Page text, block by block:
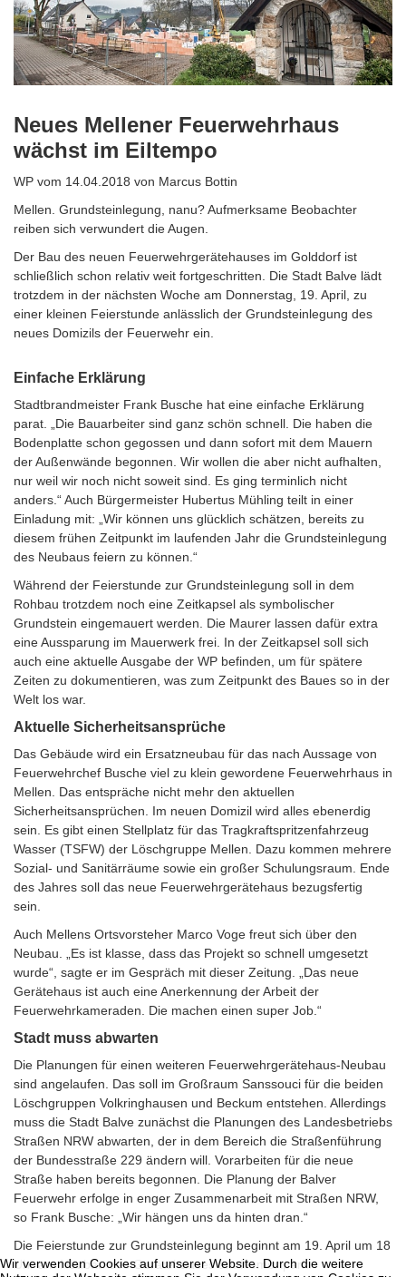
Neues Mellener Feuerwehrhaus
wächst im Eiltempo
WP vom 14.04.2018 von Marcus Bottin
Mellen. Grundsteinlegung, nanu? Aufmerksame Beobachter
reiben sich verwundert die Augen.
Der Bau des neuen Feuerwehrgerätehauses im Golddorf ist
schließlich schon relativ weit fortgeschritten. Die Stadt Balve lädt
trotzdem in der nächsten Woche am Donnerstag, 19. April, zu
einer kleinen Feierstunde anlässlich der Grundsteinlegung des
neues Domizils der Feuerwehr ein.
Einfache Erklärung
Stadtbrandmeister Frank Busche hat eine einfache Erklärung
parat. „Die Bauarbeiter sind ganz schön schnell. Die haben die
Bodenplatte schon gegossen und dann sofort mit dem Mauern
der Außenwände begonnen. Wir wollen die aber nicht aufhalten,
nur weil wir noch nicht soweit sind. Es ging terminlich nicht
anders.“ Auch Bürgermeister Hubertus Mühling teilt in einer
Einladung mit: „Wir können uns glücklich schätzen, bereits zu
diesem frühen Zeitpunkt im laufenden Jahr die Grundsteinlegung
des Neubaus feiern zu können.“
Während der Feierstunde zur Grundsteinlegung soll in dem
Rohbau trotzdem noch eine Zeitkapsel als symbolischer
Grundstein eingemauert werden. Die Maurer lassen dafür extra
eine Aussparung im Mauerwerk frei. In der Zeitkapsel soll sich
auch eine aktuelle Ausgabe der WP befinden, um für spätere
Zeiten zu dokumentieren, was zum Zeitpunkt des Baues so in der
Welt los war.
Aktuelle Sicherheitsansprüche
Das Gebäude wird ein Ersatzneubau für das nach Aussage von
Feuerwehrchef Busche viel zu klein gewordene Feuerwehrhaus in
Mellen. Das entspräche nicht mehr den aktuellen
Sicherheitsansprüchen. Im neuen Domizil wird alles ebenerdig
sein. Es gibt einen Stellplatz für das Tragkraftspritzenfahrzeug
Wasser (TSFW) der Löschgruppe Mellen. Dazu kommen mehrere
Sozial- und Sanitärräume sowie ein großer Schulungsraum. Ende
des Jahres soll das neue Feuerwehrgerätehaus bezugsfertig
sein.
Auch Mellens Ortsvorsteher Marco Voge freut sich über den
Neubau. „Es ist klasse, dass das Projekt so schnell umgesetzt
wurde“, sagte er im Gespräch mit dieser Zeitung. „Das neue
Gerätehaus ist auch eine Anerkennung der Arbeit der
Feuerwehrkameraden. Die machen einen super Job.“
Stadt muss abwarten
Die Planungen für einen weiteren Feuerwehrgerätehaus-Neubau
sind angelaufen. Das soll im Großraum Sanssouci für die beiden
Löschgruppen Volkringhausen und Beckum entstehen. Allerdings
muss die Stadt Balve zunächst die Planungen des Landesbetriebs
Straßen NRW abwarten, der in dem Bereich die Straßenführung
der Bundesstraße 229 ändern will. Vorarbeiten für die neue
Straße haben bereits begonnen. Die Planung der Balver
Feuerwehr erfolge in enger Zusammenarbeit mit Straßen NRW,
so Frank Busche: „Wir hängen uns da hinten dran.“
Die Feierstunde zur Grundsteinlegung beginnt am 19. April um 18
Uhr am Neubau des Gerätehauses am Homertpark.
Wir verwenden Cookies auf unserer Website. Durch die weitere